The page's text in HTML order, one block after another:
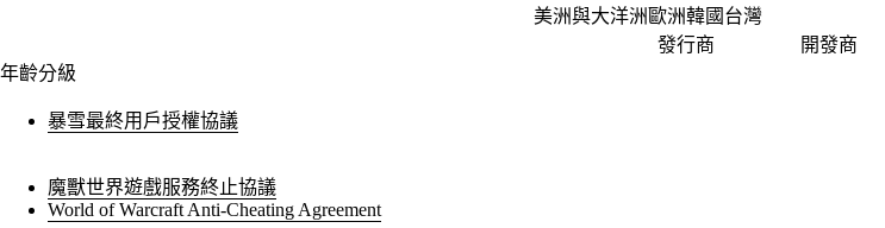
美洲與大洋洲 歐洲韓國 台灣
發行商
開發商
年齡分級
暴雪最終用戶授權協議
魔獸世界遊戲服務終止協議
World of Warcraft Anti-Cheating Agreement